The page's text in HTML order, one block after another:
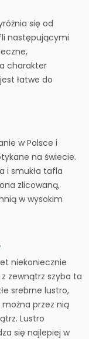
się od
następującymi
charakter
łatwe do
w Polsce i
na świecie.
i smukła tafla
zlicowaną,
w wysokim
niekoniecznie
zewnątrz szyba ta
srebrne lustro,
przez nią
Lustro
się najlepiej w